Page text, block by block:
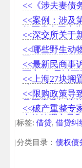
<<《涉夫妻债
<<案例：涉及
款买卖合同实
<<深交所关于
<<哪些野生动
了？
<<最新民商事
可审5亿元以
<<上海27块搁
<<限购政策导
是否应承担违
<<破产重整专
中的管理主导
|标签: 借贷, 借贷纠
|分类目录： 债权债